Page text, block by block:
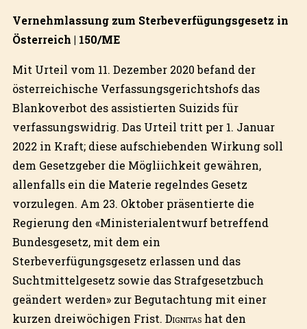
Vernehmlassung zum Sterbeverfügungsgesetz in
Österreich | 150/ME
Mit Urteil vom 11. Dezember 2020 befand der
österreichische Verfassungsgerichtshofs das
Blankoverbot des assistierten Suizids für
verfassungswidrig. Das Urteil tritt per 1. Januar
2022 in Kraft; diese aufschiebenden Wirkung soll
dem Gesetzgeber die Mögliichkeit gewähren,
allenfalls ein die Materie regelndes Gesetz
vorzulegen. Am 23. Oktober präsentierte die
Regierung den «Ministerialentwurf betreffend
Bundesgesetz, mit dem ein
Sterbeverfügungsgesetz erlassen und das
Suchtmittelgesetz sowie das Strafgesetzbuch
geändert werden» zur Begutachtung mit einer
kurzen dreiwöchigen Frist. Dignitashat den